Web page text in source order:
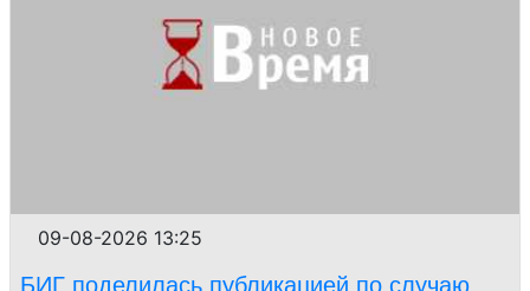
09-08-2026 13:25
БИГ поделилась публикацией по случаю